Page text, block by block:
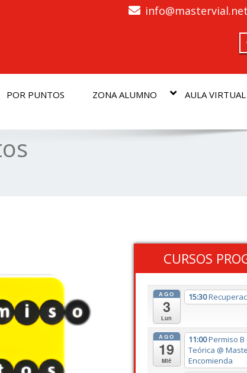
info@mastervial.net
POR PUNTOS ZONA ALUMNO
AULA VIRTUAL
CURSOS
AGO
3
Lun
15:30
AGO
19
Mié
11:00Permiso
Teórica @
Encomienda